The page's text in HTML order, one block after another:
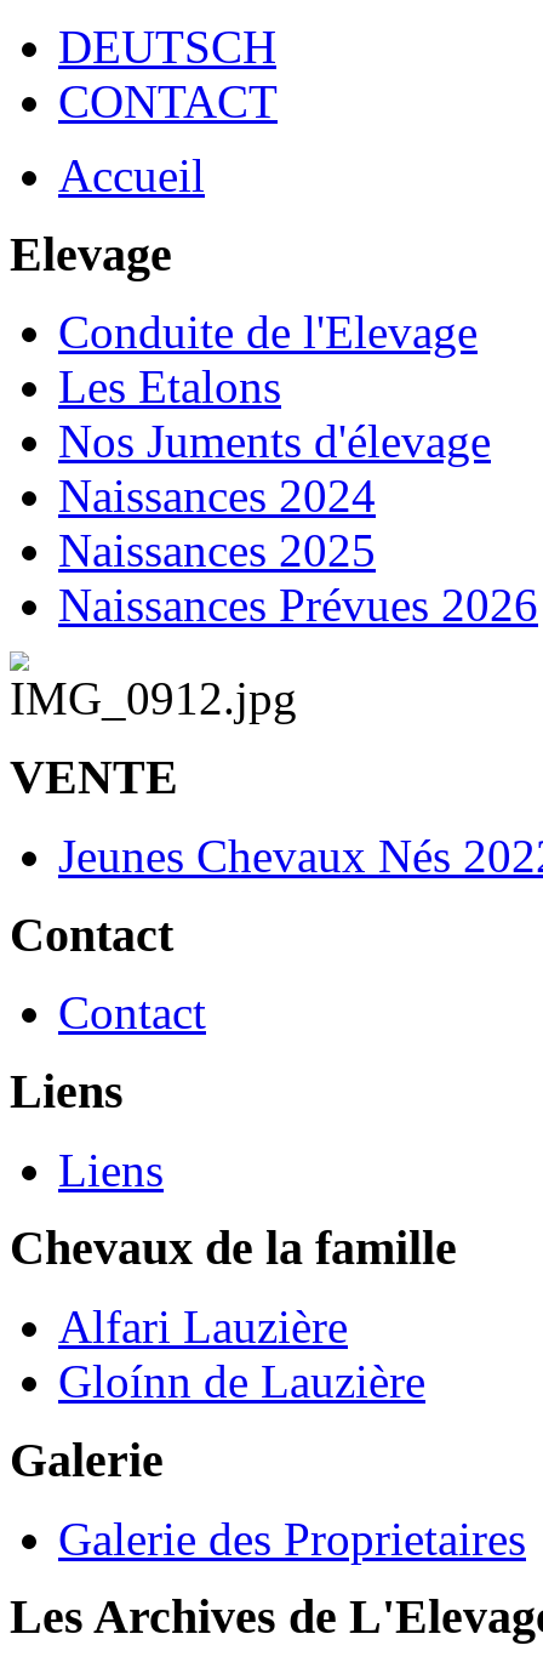
DEUTSCH
CONTACT
Accueil
Elevage
Conduite de l'Elevage
Les Etalons
Nos Juments d'élevage
Naissances 2024
Naissances 2025
Naissances Prévues 2026
VENTE
Jeunes Chevaux Nés
Contact
Contact
Liens
Liens
Chevaux de la famille
Alfari Lauzière
Gloínn de Lauzière
Galerie
Galerie des Proprietaires
Les Archives de